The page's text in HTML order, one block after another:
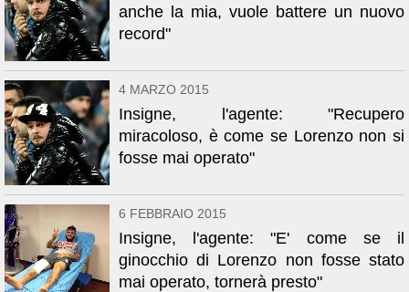
anche la mia, vuole battere un nuovo
record"
4 MARZO 2015
Insigne, l'agente: "Recupero
miracoloso, è come se Lorenzo non si
fosse mai operato"
6 FEBBRAIO 2015
Insigne, l'agente: "E' come se il
ginocchio di Lorenzo non fosse stato
mai operato, tornerà presto"